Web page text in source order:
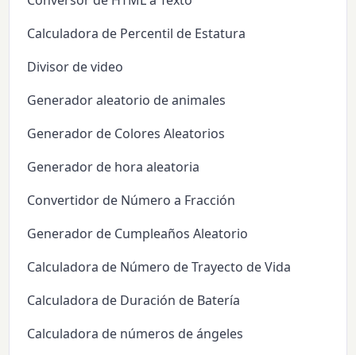
Calculadora de Percentil de Estatura
Divisor de video
Generador aleatorio de animales
Generador de Colores Aleatorios
Generador de hora aleatoria
Convertidor de Número a Fracción
Generador de Cumpleaños Aleatorio
Calculadora de Número de Trayecto de Vida
Calculadora de Duración de Batería
Calculadora de números de ángeles